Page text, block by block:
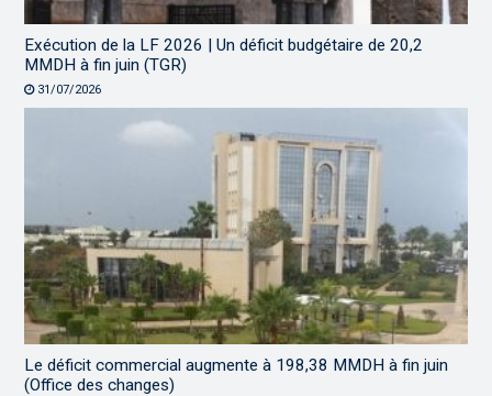
Exécution de la LF 2026 | Un déficit budgétaire de 20,2
MMDH à fin juin (TGR)
31/07/2026
Le déficit commercial augmente à 198,38 MMDH à fin juin
(Office des changes)